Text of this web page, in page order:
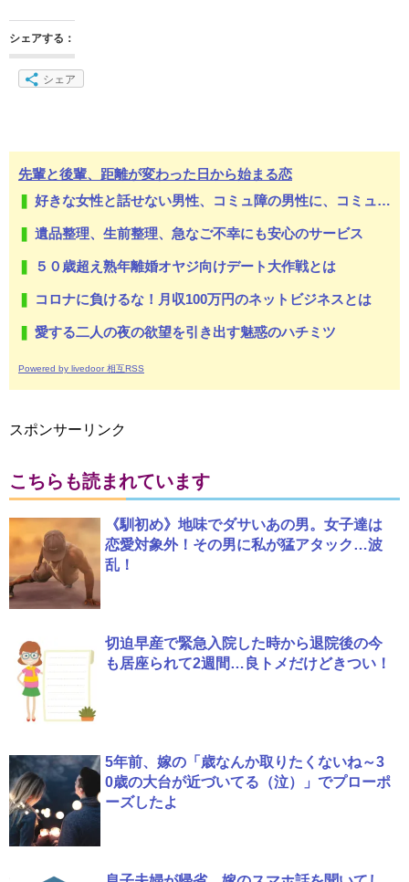
シェアする：
シェア
先輩と後輩、距離が変わった日から始まる恋
好きな女性と話せない男性、コミュ障の男性に、コミュ力向上セラピー講座
遺品整理、生前整理、急なご不幸にも安心のサービス
５０歳超え熟年離婚オヤジ向けデート大作戦とは
コロナに負けるな！月収100万円のネットビジネスとは
愛する二人の夜の欲望を引き出す魅惑のハチミツ
Powered by livedoor 相互RSS
スポンサーリンク
こちらも読まれています
《馴初め》地味でダサいあの男。女子達は
恋愛対象外！その男に私が猛アタック…波
乱！
切迫早産で緊急入院した時から退院後の今
も居座られて2週間…良トメだけどきつい！
5年前、嫁の「歳なんか取りたくないね～3
0歳の大台が近づいてる（泣）」でプローポ
ーズしたよ